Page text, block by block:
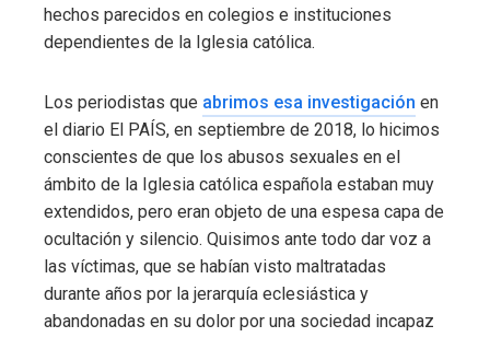
hechos parecidos en colegios e instituciones
dependientes de la Iglesia católica.
Los periodistas que abrimos esa investigación en
el diario El PAÍS, en septiembre de 2018, lo hicimos
conscientes de que los abusos sexuales en el
ámbito de la Iglesia católica española estaban muy
extendidos, pero eran objeto de una espesa capa de
ocultación y silencio. Quisimos ante todo dar voz a
las víctimas, que se habían visto maltratadas
durante años por la jerarquía eclesiástica y
abandonadas en su dolor por una sociedad incapaz